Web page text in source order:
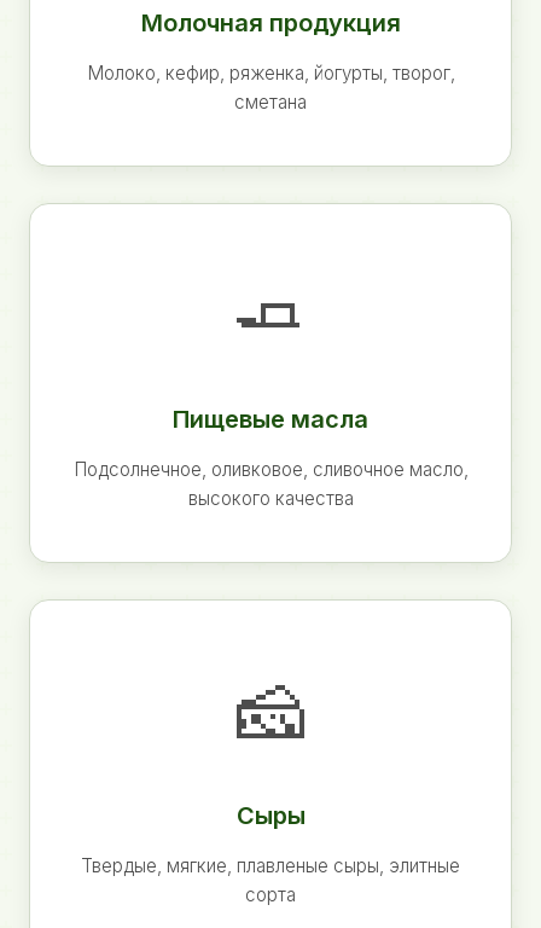
Молочная продукция
Молоко, кефир, ряженка, йогурты, творог,
сметана
🧈
Пищевые масла
Подсолнечное, оливковое, сливочное масло,
высокого качества
🧀
Сыры
Твердые, мягкие, плавленые сыры, элитные
сорта